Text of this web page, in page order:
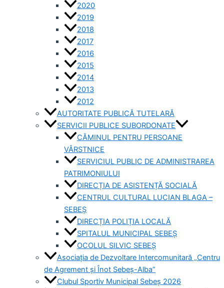
2020
2019
2018
2017
2016
2015
2014
2013
2012
AUTORITATE PUBLICĂ TUTELARĂ
SERVICII PUBLICE SUBORDONATE
CĂMINUL PENTRU PERSOANE
VÂRSTNICE
SERVICIUL PUBLIC DE ADMINISTRAREA
PATRIMONIULUI
DIRECȚIA DE ASISTENȚĂ SOCIALĂ
CENTRUL CULTURAL LUCIAN BLAGA –
SEBEȘ
DIRECȚIA POLIȚIA LOCALĂ
SPITALUL MUNICIPAL SEBEȘ
OCOLUL SILVIC SEBEȘ
Asociația de Dezvoltare Intercomunitară „Centru
de Agrement și Înot Sebeș-Alba”
Clubul Sportiv Municipal Sebeș 2026